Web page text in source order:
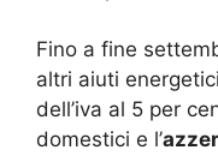
Fino a fine
altri aiuti
dell’iva al 5 per
domestici e l’